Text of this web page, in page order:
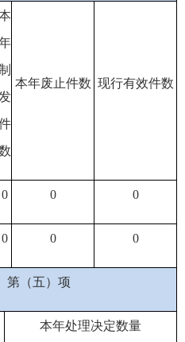
本年废止件数 现行有效件数
0 0 0
0 0 0
第（五）项
本年处理决定数量